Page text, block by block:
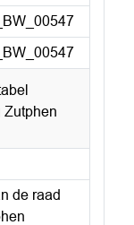
Zutphen
de raad